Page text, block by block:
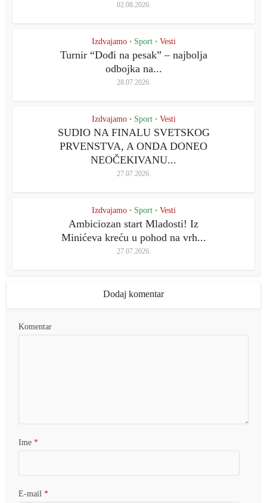
02.08.2026.
Izdvajamo • Sport • Vesti
Turnir “Dođi na pesak” – najbolja
odbojka na...
28.07.2026.
Izdvajamo • Sport • Vesti
SUDIO NA FINALU SVETSKOG
PRVENSTVA, A ONDA DONEO
NEOČEKIVANU...
27.07.2026.
Izdvajamo • Sport • Vesti
Ambiciozan start Mladosti! Iz
Minićeva kreću u pohod na vrh...
27.07.2026.
Dodaj komentar
Komentar
Ime*
E-mail*